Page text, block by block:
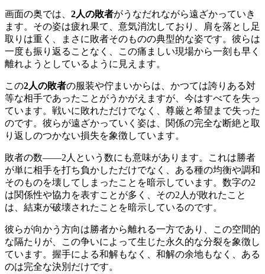
画面の奥では、 2人の敗者がうなだれながら遠ざかっていき
ます。その姿は疲れ果て、意気消沈しており、肩を落とし足
取りは重く、まさに敗者そのものの典型的な姿です。彼らは
一度も振り返ることなく、この痛ましい現場から一刻も早く
離れようとしているように見えます。
この2人の敗者の服装や佇まいからは、かつては誇りある対
等な相手であったことがうかがえますが、今はすべてを失っ
ています。戦いに敗れただけでなく、尊厳と希望まで失った
のです。彼らが遠ざかっていく姿は、関係の完全な断絶と取
り返しのつかない損失を象徴しています。
敗者の数——2人という数にも意味があります。これは勝者
が単に相手を打ち負かしただけでなく、ある種の均衡や調和
そのものを壊してしまったことを暗示しています。数字の2
は関係性や協力を表すことが多く、その2人が敗れたこと
は、結束が破壊されたことを暗示しているのです。
彼らが向かう方向は勝者から離れる一方であり、この空間的
な隔たりが、この争いによって生じた永久的な分裂を象徴し
ています。握手による和解もなく、和解の余地もなく、ある
のは完全な決別だけです。